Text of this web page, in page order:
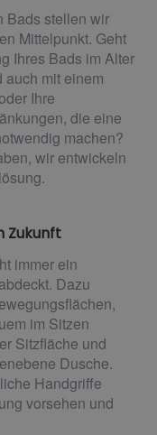
Bads stellen wir
Mittelpunkt. Geht
Ihres Bads im Alter
auch mit einem
Ihre
die eine
machen?
wir entwickeln
Zukunft
immer ein
Dazu
im Sitzen
Sitzfläche und
Dusche.
Handgriffe
vorsehen und